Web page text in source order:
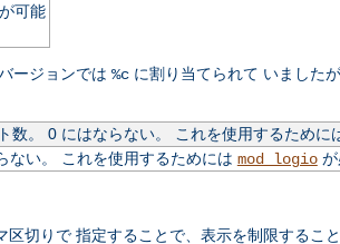
可能
ージョンでは %cに割り当てられて いました
数。 0 にはならない。 これを使用するために
ない。 これを使用するためには mod_logioが
切りで 指定することで、表示を制限するこ